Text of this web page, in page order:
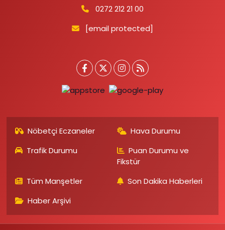
0272 212 21 00
[email protected]
Nöbetçi Eczaneler
Hava Durumu
Trafik Durumu
Puan Durumu ve
Fikstür
Tüm Manşetler
Son Dakika Haberleri
Haber Arşivi